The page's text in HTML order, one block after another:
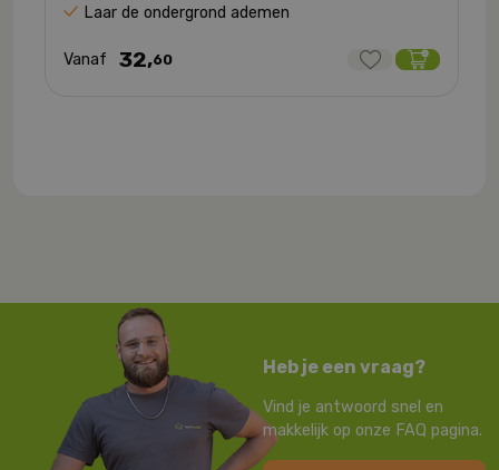
Laar de ondergrond ademen
Vanaf 32,60
Heb je een vraag?
Vind je antwoord snel en
makkelijk op onze FAQ pagina.